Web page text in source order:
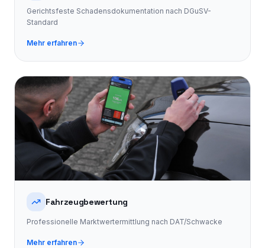
Gerichtsfeste Schadensdokumentation nach DGuSV-
Standard
Mehr erfahren
Fahrzeugbewertung
Professionelle Marktwertermittlung nach DAT/Schwacke
Mehr erfahren